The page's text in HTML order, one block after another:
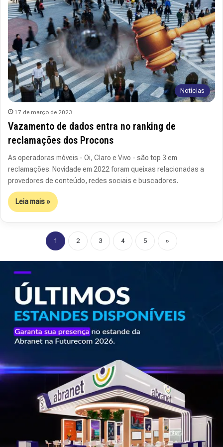
Notícias
17 de março de 2023
Vazamento de dados entra no ranking de
reclamações dos Procons
As operadoras móveis - Oi, Claro e Vivo - são top 3 em
reclamações. Novidade em 2022 foram queixas relacionadas a
provedores de conteúdo, redes sociais e buscadores.
Leia mais »
1 2 3 4 5 »